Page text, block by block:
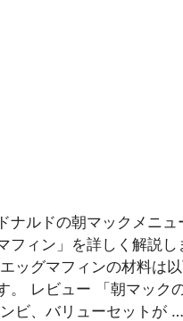
ナルドの朝マックメニュ
フィン」を詳しく解説し
ッグマフィンの材料は
。 レビュー 「朝マック
ビ、バリューセットが …